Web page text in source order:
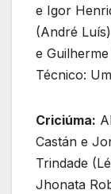
e Igor
(André
e
Técnico:
Criciúma:
Castán e
Trindade
Jhonata